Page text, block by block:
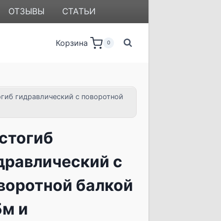
ОТЗЫВЫ СТАТЬИ
Корзина 0
гидравлический с поворотной
с
балкой
и